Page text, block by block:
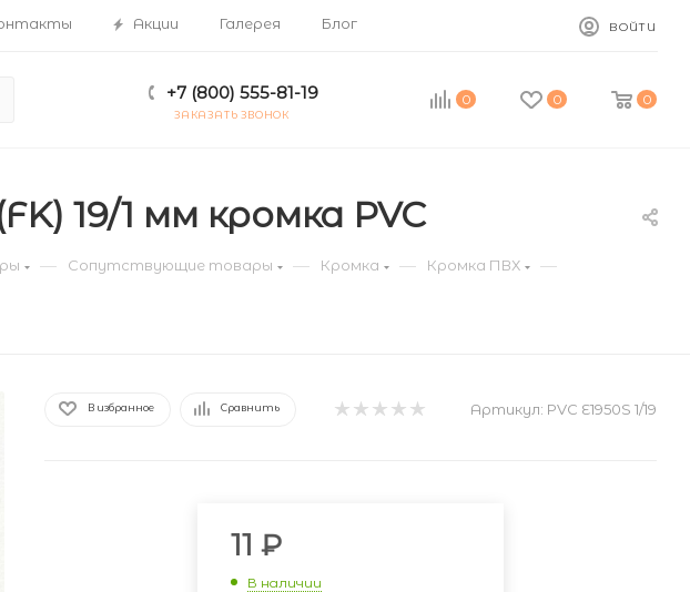
Акции Галерея Блог ВОЙТИ
+7 (800) 555-81-19
ЗАКАЗАТЬ ЗВОНОК
0 0 0
19/1 мм кромка PVC
— Сопутствующие товары — Кромка — Кромка ПВХ —
В избранное Сравнить Артикул: PVC E1950S 1/19
11 ₽
В наличии